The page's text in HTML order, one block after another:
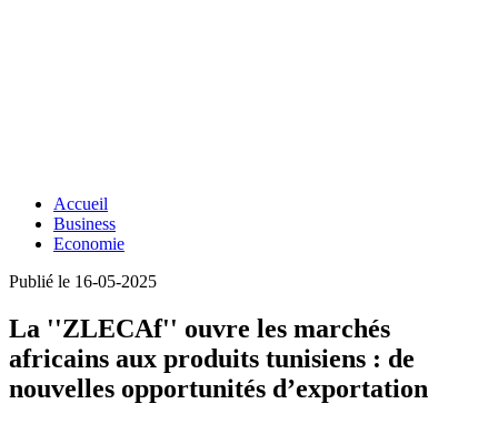
Accueil
Business
Economie
Publié le 16-05-2025
La ''ZLECAf'' ouvre les marchés
africains aux produits tunisiens : de
nouvelles opportunités d’exportation